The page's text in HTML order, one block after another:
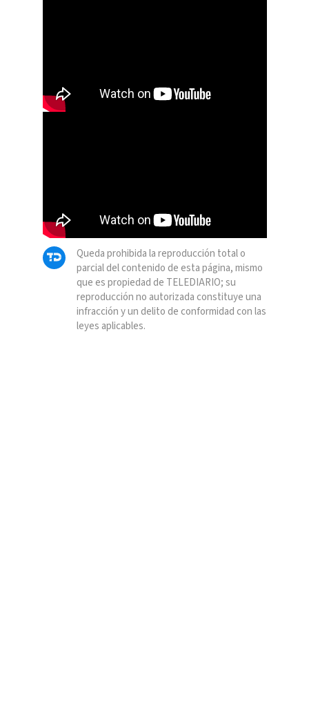
Queda prohibida la reproducción total o
parcial del contenido de esta página, mismo
que es propiedad de TELEDIARIO; su
reproducción no autorizada constituye una
infracción y un delito de conformidad con las
leyes aplicables.